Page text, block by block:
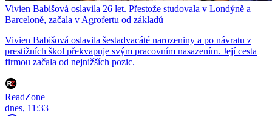
Vivien Babišová oslavila 26 let. Přestože studovala v Londýně a
Barceloně, začala v Agrofertu od základů
Vivien Babišová oslavila šestadvacáté narozeniny a po návratu z
prestižních škol překvapuje svým pracovním nasazením. Její cesta
firmou začala od nejnižších pozic.
ReadZone
dnes, 11:33